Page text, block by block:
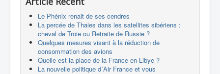
Le Phénix renait de ses cendres
La percée de Thales dans les satellites sibériens :
cheval de Troie ou Retraite de Russie ?
Quelques mesures visant à la réduction de
consommation des avions
Quelle-est la place de la France en Libye ?
La nouvelle politique d´Air France et vous